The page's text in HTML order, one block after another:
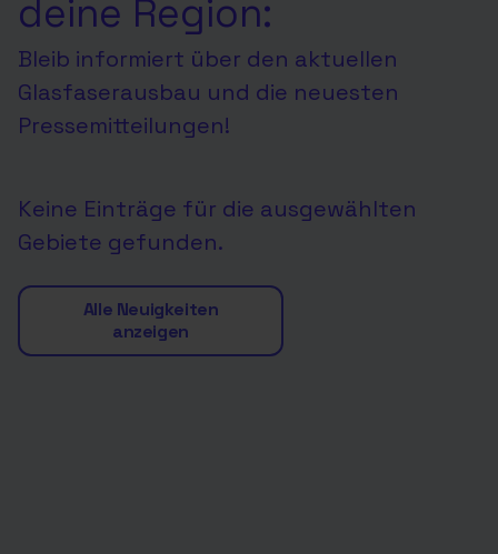
deine Region:
Bleib informiert über den aktuellen
Glasfaserausbau und die neuesten
Pressemitteilungen!
Keine Einträge für die ausgewählten
Gebiete gefunden.
Alle Neuigkeiten
anzeigen